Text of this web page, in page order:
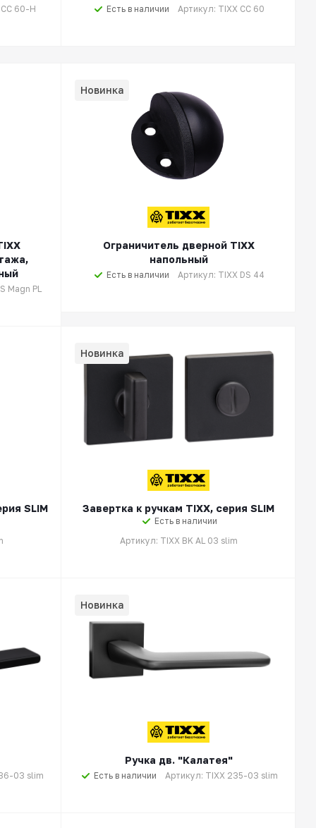
60-H Есть в наличии Артикул: TIXX CC 60
Magn PL
Новинка
Ограничитель дверной TIXX
напольный
Есть в наличии Артикул: TIXX DS 44
SLIM
Новинка
Завертка к ручкам TIXX, серия SLIM
Есть в наличии
Артикул: TIXX BK AL 03 slim
03 slim
Новинка
Ручка дв. "Калатея"
Есть в наличии Артикул: TIXX 235-03 slim